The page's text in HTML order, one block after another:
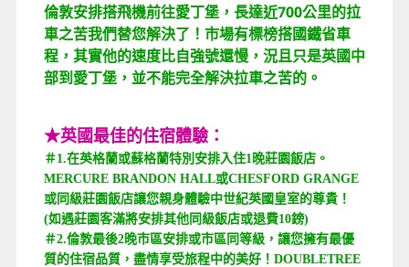
倫敦安排搭飛機前往愛丁堡，長達近700公里的拉
車之苦我們替您解決了！市場有標榜搭國鐵省車
程，其實他的速度比自強號還慢，況且只是英國中
部到愛丁堡，並不能完全解決拉車之苦的。
★英國最佳的住宿體驗：
＃1.在英格蘭或蘇格蘭特別安排入住1晚莊園飯店。
MERCURE BRANDON HALL或CHESFORD GRANGE
或同級莊園飯店讓您親身體驗中世紀英國皇室的尊貴！
(如遇莊園客滿將安排其他同級飯店或退費10鎊)
＃2.倫敦最後2晚市區安排或市區同等級，讓您擁有最優
質的住宿品質，盡情享受旅程中的美好！DOUBLETREE